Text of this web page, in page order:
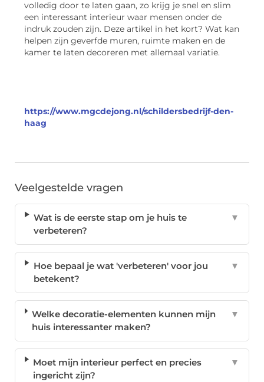
volledig door te laten gaan, zo krijg je snel en slim
een interessant interieur waar mensen onder de
indruk zouden zijn. Deze artikel in het kort? Wat kan
helpen zijn geverfde muren, ruimte maken en de
kamer te laten decoreren met allemaal variatie.
https://www.mgcdejong.nl/schildersbedrijf-den-
haag
Veelgestelde vragen
Wat is de eerste stap om je huis te
verbeteren?
▼
Hoe bepaal je wat 'verbeteren' voor jou
betekent?
▼
Welke decoratie-elementen kunnen mijn
huis interessanter maken?
▼
Moet mijn interieur perfect en precies
ingericht zijn?
▼